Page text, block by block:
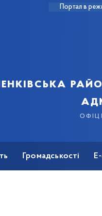
Портал в
Громадськості